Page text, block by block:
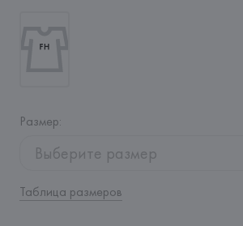
Размер:
Выберите размер
Таблица размеров